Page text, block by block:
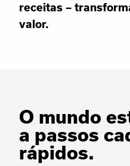
receitas –
valor.
O mundo
a passos
rápidos.